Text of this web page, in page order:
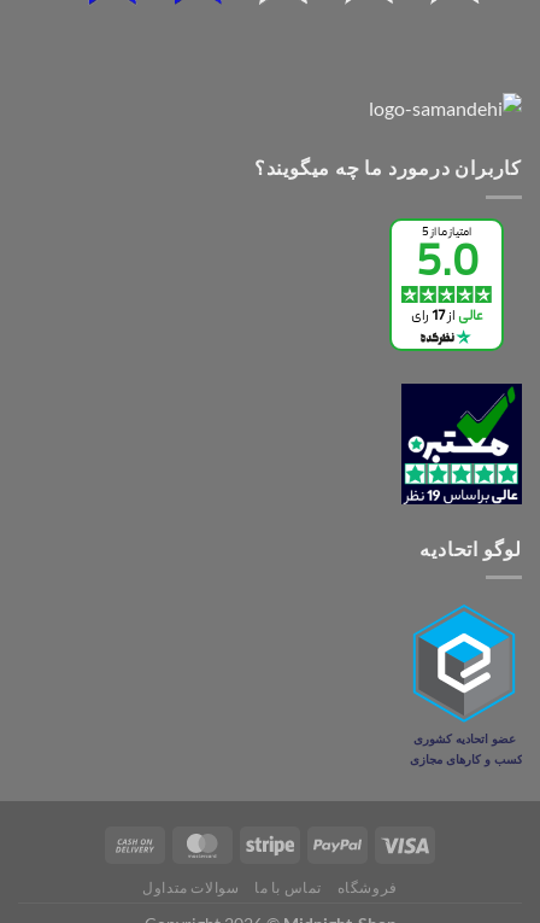
کاربران درمورد ما چه میگویند؟
لوگو اتحادیه
فروشگاه تماس با ما سوالات متداول